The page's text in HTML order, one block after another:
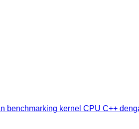
kernel CPU C++